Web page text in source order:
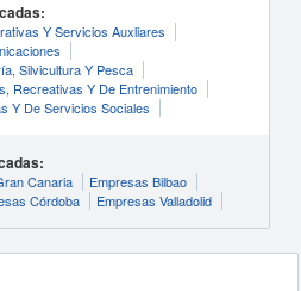
Y Servicios Auxliares
Silvicultura Y Pesca
Recreativas Y De Entrenimiento
Y De Servicios Sociales
Canaria
Empresas Bilbao
Córdoba Empresas Valladolid